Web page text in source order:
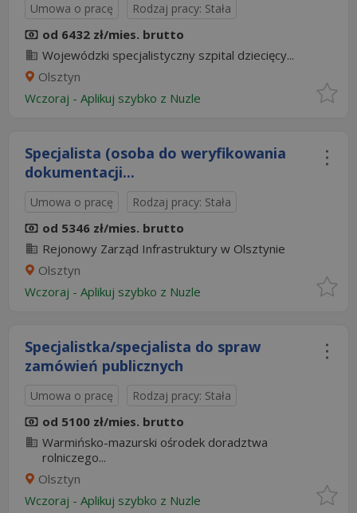
Umowa o pracę Rodzaj pracy: Stała
od 6432 zł/mies. brutto
Wojewódzki specjalistyczny szpital dziecięcy...
Olsztyn
Wczoraj - Aplikuj szybko z Nuzle
Specjalista (osoba do weryfikowania
dokumentacji...
Umowa o pracę Rodzaj pracy: Stała
od 5346 zł/mies. brutto
Rejonowy Zarząd Infrastruktury w Olsztynie
Olsztyn
Wczoraj - Aplikuj szybko z Nuzle
Specjalistka/specjalista do spraw
zamówień publicznych
Umowa o pracę Rodzaj pracy: Stała
od 5100 zł/mies. brutto
Warmińsko-mazurski ośrodek doradztwa
rolniczego...
Olsztyn
Wczoraj - Aplikuj szybko z Nuzle